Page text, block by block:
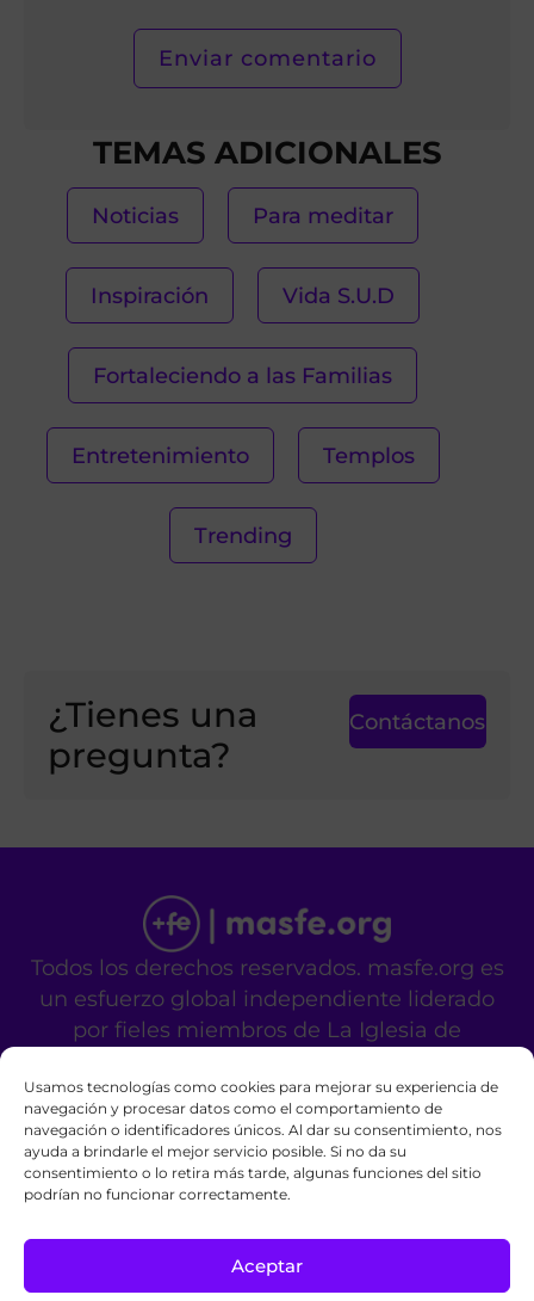
Usamos tecnologías como cookies para mejorar su experiencia de
navegación y procesar datos como el comportamiento de
navegación o identificadores únicos. Al dar su consentimiento, nos
ayuda a brindarle el mejor servicio posible. Si no da su
consentimiento o lo retira más tarde, algunas funciones del sitio
podrían no funcionar correctamente.
Aceptar
TEMAS ADICIONALES
Noticias Para meditar
Inspiración Vida S.U.D
Fortaleciendo a las Familias
Entretenimiento Templos
Trending
¿Tienes una
pregunta?
Contáctanos
Todos los derechos reservados. masfe.org es
un esfuerzo global independiente liderado
por fieles miembros de La Iglesia de
No es un sitio oficial de la mencionada
organización religiosa.
Contáctanos Privacy Policy Cookie Policy